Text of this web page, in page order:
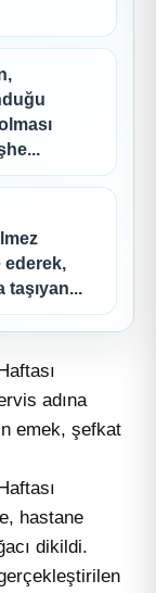
ederek,
taşıyan...
adına
emek, şefkat
hastane
dikildi.